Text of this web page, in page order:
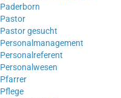
Paderborn
Pastor
Pastor gesucht
Personalmanagement
Personalreferent
Personalwesen
Pfarrer
Pflege